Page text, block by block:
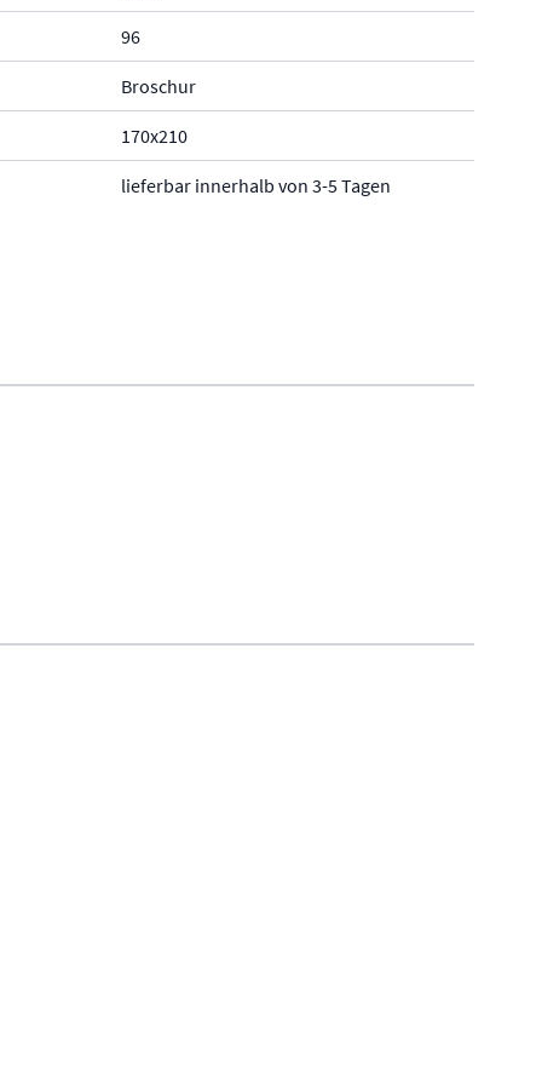
96
Broschur
170x210
lieferbar innerhalb von 3-5 Tagen